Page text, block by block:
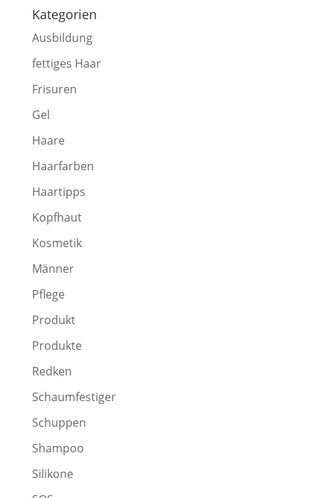
Kategorien
Ausbildung
fettiges Haar
Frisuren
Gel
Haare
Haarfarben
Haartipps
Kopfhaut
Kosmetik
Männer
Pflege
Produkt
Produkte
Redken
Schaumfestiger
Schuppen
Shampoo
Silikone